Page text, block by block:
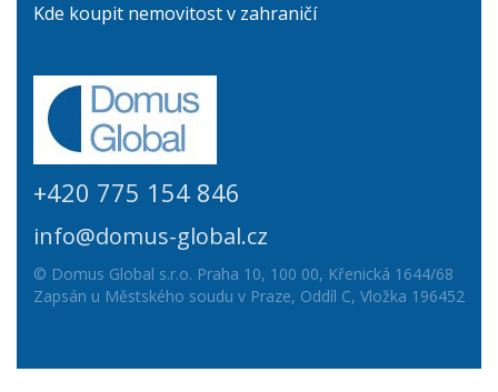
Kde koupit nemovitost v zahraničí
+420 775 154 846
info@domus-global.cz
© Domus Global s.r.o. Praha 10, 100 00, Křenická 1644/68
Zapsán u Městského soudu v Praze, Oddíl C, Vložka 196452